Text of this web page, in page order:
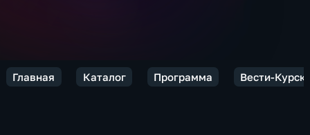
Главная Каталог Программа Вести-Курск